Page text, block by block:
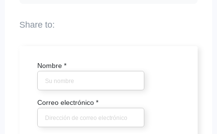
Nombre *
Correo electrónico *